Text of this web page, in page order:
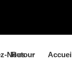
Nous
Retour